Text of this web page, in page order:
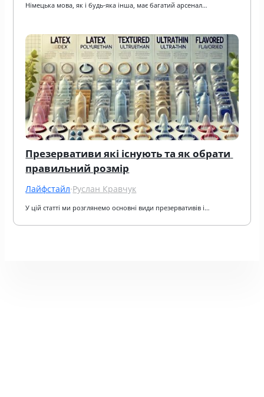
Німецька мова, як і будь-яка інша, має багатий арсенал…
Презервативи які існують та як обрати
правильний розмір
Лайфстайл·Руслан Кравчук
У цій статті ми розглянемо основні види презервативів і…